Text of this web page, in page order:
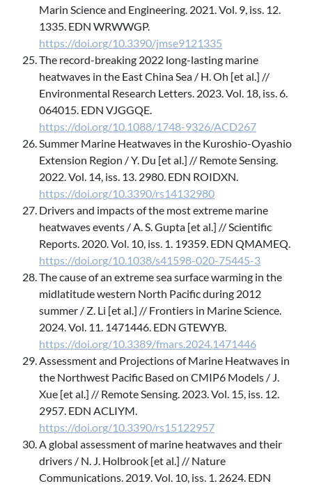
Marin Science and Engineering. 2021. Vol. 9, iss. 12.
1335. EDN WRWWGP.
https://doi.org/10.3390/jmse9121335
The record-breaking 2022 long-lasting marine
heatwaves in the East China Sea / H. Oh [et al.] //
Environmental Research Letters. 2023. Vol. 18, iss. 6.
064015. EDN VJGGQE.
https://doi.org/10.1088/1748-9326/ACD267
Summer Marine Heatwaves in the Kuroshio-Oyashio
Extension Region / Y. Du [et al.] // Remote Sensing.
2022. Vol. 14, iss. 13. 2980. EDN ROIDXN.
https://doi.org/10.3390/rs14132980
Drivers and impacts of the most extreme marine
heatwaves events / A. S. Gupta [et al.] // Scientific
Reports. 2020. Vol. 10, iss. 1. 19359. EDN QMAMEQ.
https://doi.org/10.1038/s41598-020-75445-3
The cause of an extreme sea surface warming in the
midlatitude western North Pacific during 2012
summer / Z. Li [et al.] // Frontiers in Marine Science.
2024. Vol. 11. 1471446. EDN GTEWYB.
https://doi.org/10.3389/fmars.2024.1471446
Assessment and Projections of Marine Heatwaves in
the Northwest Pacific Based on CMIP6 Models / J.
Xue [et al.] // Remote Sensing. 2023. Vol. 15, iss. 12.
2957. EDN ACLIYM.
https://doi.org/10.3390/rs15122957
A global assessment of marine heatwaves and their
drivers / N. J. Holbrook [et al.] // Nature
Communications. 2019. Vol. 10, iss. 1. 2624. EDN